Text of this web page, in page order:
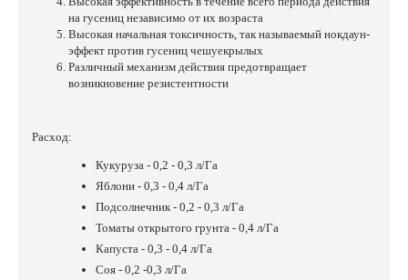
на гусениц независимо от их возраста
Высокая начальная токсичность, так называемый нокдаун-
эффект против гусениц чешуекрылых
Различный механизм действия предотвращает
возникновение резистентности
Расход:
Кукуруза - 0,2 - 0,3 л/Га
Яблони - 0,3 - 0,4 л/Га
Подсолнечник - 0,2 - 0,3 л/Га
Томаты открытого грунта - 0,4 л/Га
Капуста - 0,3 - 0,4 л/Га
Соя - 0,2 -0,3 л/Га